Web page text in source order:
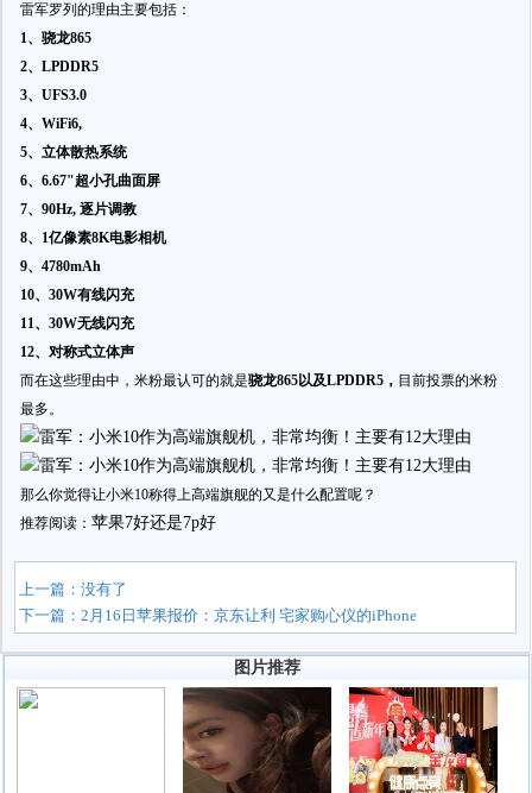
雷军罗列的理由主要包括：
1、骁龙865
2、LPDDR5
3、UFS3.0
4、WiFi6,
5、立体散热系统
6、6.67"超小孔曲面屏
7、90Hz, 逐片调教
8、1亿像素8K电影相机
9、4780mAh
10、30W有线闪充
11、30W无线闪充
12、对称式立体声
而在这些理由中，米粉最认可的就是骁龙865以及LPDDR5， 目前投票的米粉
最多。
那么你觉得让小米10称得上高端旗舰的又是什么配置呢？
推荐阅读： 苹果7好还是7p好
上一篇：没有了
下一篇：2月16日苹果报价：京东让利 宅家购心仪的iPhone
图片推荐